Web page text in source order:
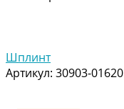
Шплинт
Артикул: 30903-